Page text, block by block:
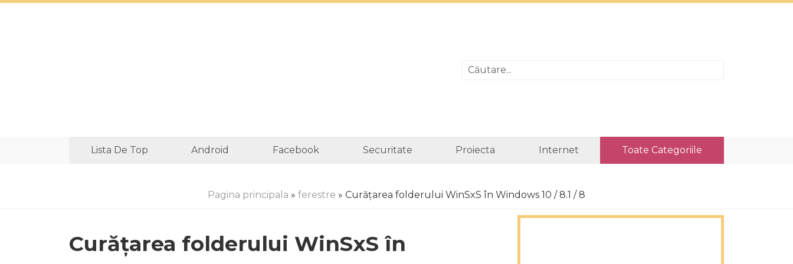
Lista De Top Android Facebook Securitate Proiecta Internet Toate Categoriile
Pagina principala » ferestre » Curățarea folderului WinSxS în Windows 10 / 8.1 / 8
Curățarea folderului WinSxS în